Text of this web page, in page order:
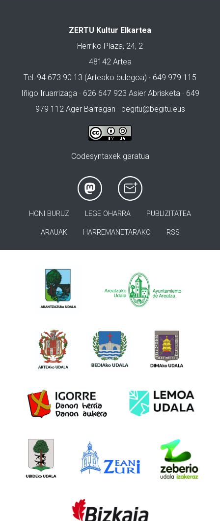
ZERTU Kultur Elkartea
Herriko Plaza, 24, 2
48142 Artea
Tel: 94 673 90 13 (Arteako bulegoa) · 649 979 115
Iñigo Iruarrizaga · 626 647 923 Asier Abrisketa · 649
979 112 Ager Barragan · begitu@begitu.eus
Codesyntaxek garatua
HONI BURUZ LEGE OHARRA PUBLIZITATEA
ARAUAK HARREMANETARAKO RSS